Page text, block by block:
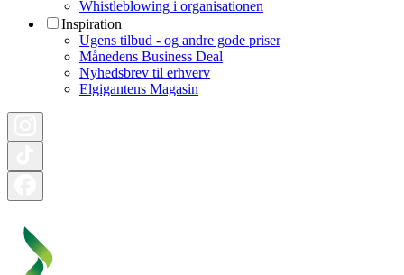
Whistleblowing i organisationen
Inspiration
Ugens tilbud - og andre gode priser
Månedens Business Deal
Nyhedsbrev til erhverv
Elgigantens Magasin